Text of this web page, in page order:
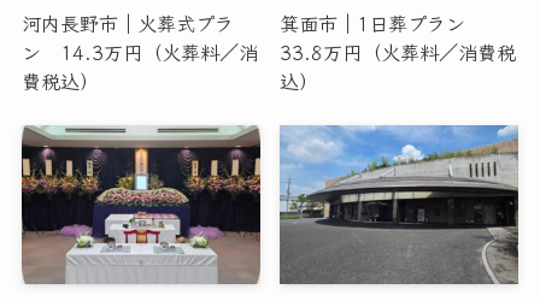
河内長野市｜火葬式プラ
ン 14.3万円（火葬料／消
費税込）
箕面市｜1日葬プラン
33.8万円（火葬料／消費税
込）